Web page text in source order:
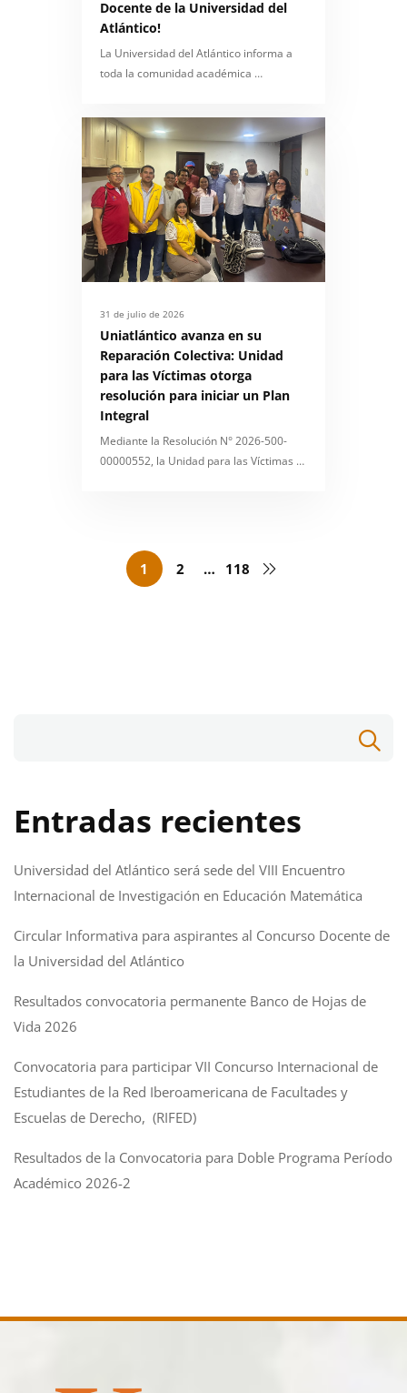
Docente de la Universidad del
Atlántico!
La Universidad del Atlántico informa a
toda la comunidad académica …
31 de julio de 2026
Uniatlántico avanza en su
Reparación Colectiva: Unidad
para las Víctimas otorga
resolución para iniciar un Plan
Integral
Mediante la Resolución N° 2026-500-
00000552, la Unidad para las Víctimas …
1 2 … 118
Entradas recientes
Universidad del Atlántico será sede del VIII Encuentro
Internacional de Investigación en Educación Matemática
Circular Informativa para aspirantes al Concurso Docente de
la Universidad del Atlántico
Resultados convocatoria permanente Banco de Hojas de
Vida 2026
Convocatoria para participar VII Concurso Internacional de
Estudiantes de la Red Iberoamericana de Facultades y
Escuelas de Derecho, (RIFED)
Resultados de la Convocatoria para Doble Programa Período
Académico 2026-2